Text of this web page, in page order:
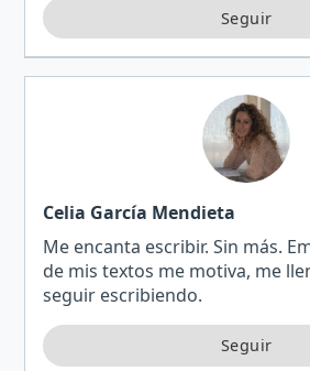
conmigo m…
Celia García Mendieta
Me encanta escribir. Sin más.
de mis textos me motiva, me
seguir escribiendo.